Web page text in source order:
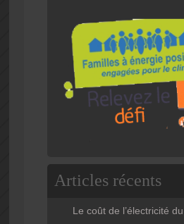
Articles récents
Le coût de l’électricité